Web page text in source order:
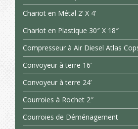
Chariot en Métal 2’ X 4’
Chariot en Plastique 30″ X 18″
Compresseur à Air Diesel Atlas
Convoyeur à terre 16’
Convoyeur à terre 24’
Courroies à Rochet 2″
Courroies de Déménagement